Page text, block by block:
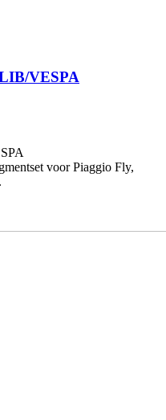
VESPA
voor Piaggio Fly,